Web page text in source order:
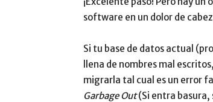
software en un dolor de
Si tu base de datos actual
llena de nombres mal
migrarla tal cual es un error
Garbage Out(Si entra basura,